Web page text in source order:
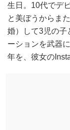
生日。10代でデ
と美ぼうからま
婚）して3児の子
ーションを武器
年を、彼女の